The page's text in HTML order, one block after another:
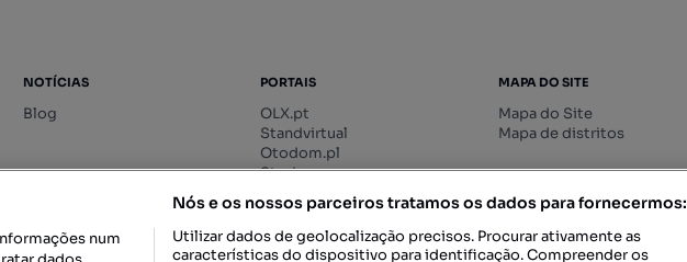
NOTÍCIAS
Blog
PORTAIS
OLX.pt
Standvirtual
Otodom.pl
Storia.ro
MAPA DO SITE
Mapa do Site
Mapa de distritos
num
Nós e os nossos parceiros tratamos os dados para fornecermos:
Utilizar dados de geolocalização precisos. Procurar ativamente as
características do dispositivo para identificação. Compreender os